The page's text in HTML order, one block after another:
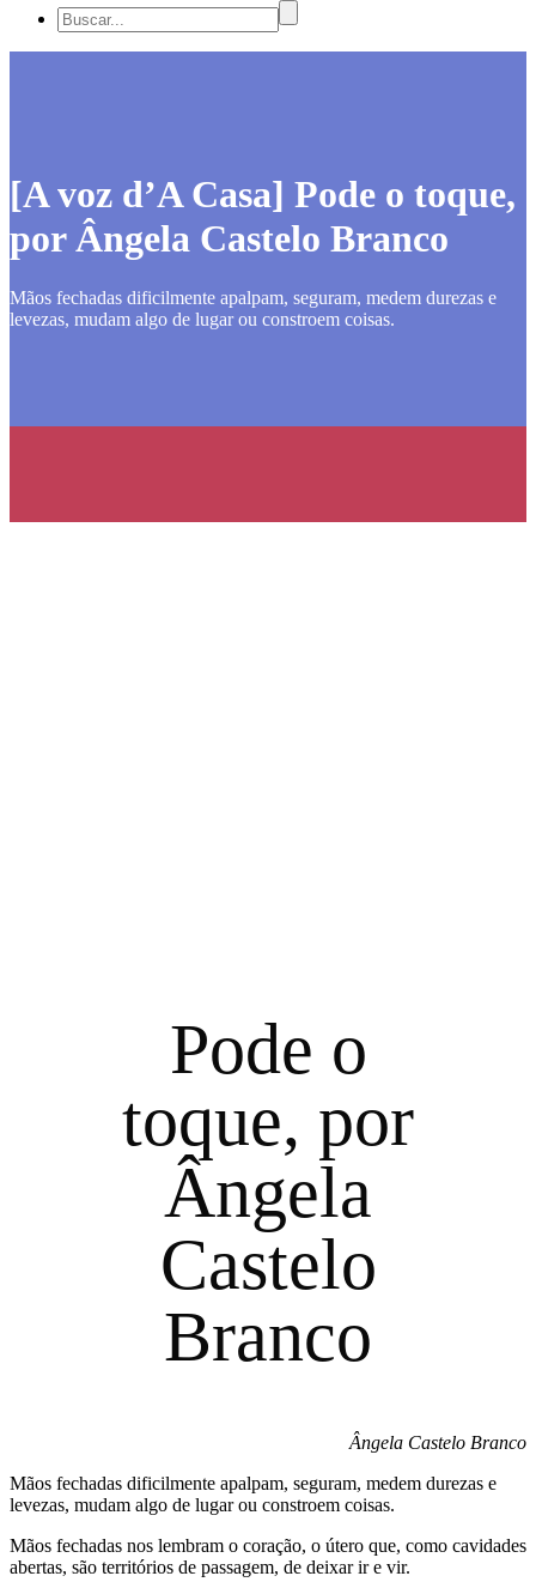
[A voz d’A Casa] Pode o toque,
por Ângela Castelo Branco
Mãos fechadas dificilmente apalpam, seguram, medem durezas e
levezas, mudam algo de lugar ou constroem coisas.
Pode o
toque, por
Ângela
Castelo
Branco
Ângela Castelo Branco
Mãos fechadas dificilmente apalpam, seguram, medem durezas e
levezas, mudam algo de lugar ou constroem coisas.
Mãos fechadas nos lembram o coração, o útero que, como cavidades
abertas, são territórios de passagem, de deixar ir e vir.